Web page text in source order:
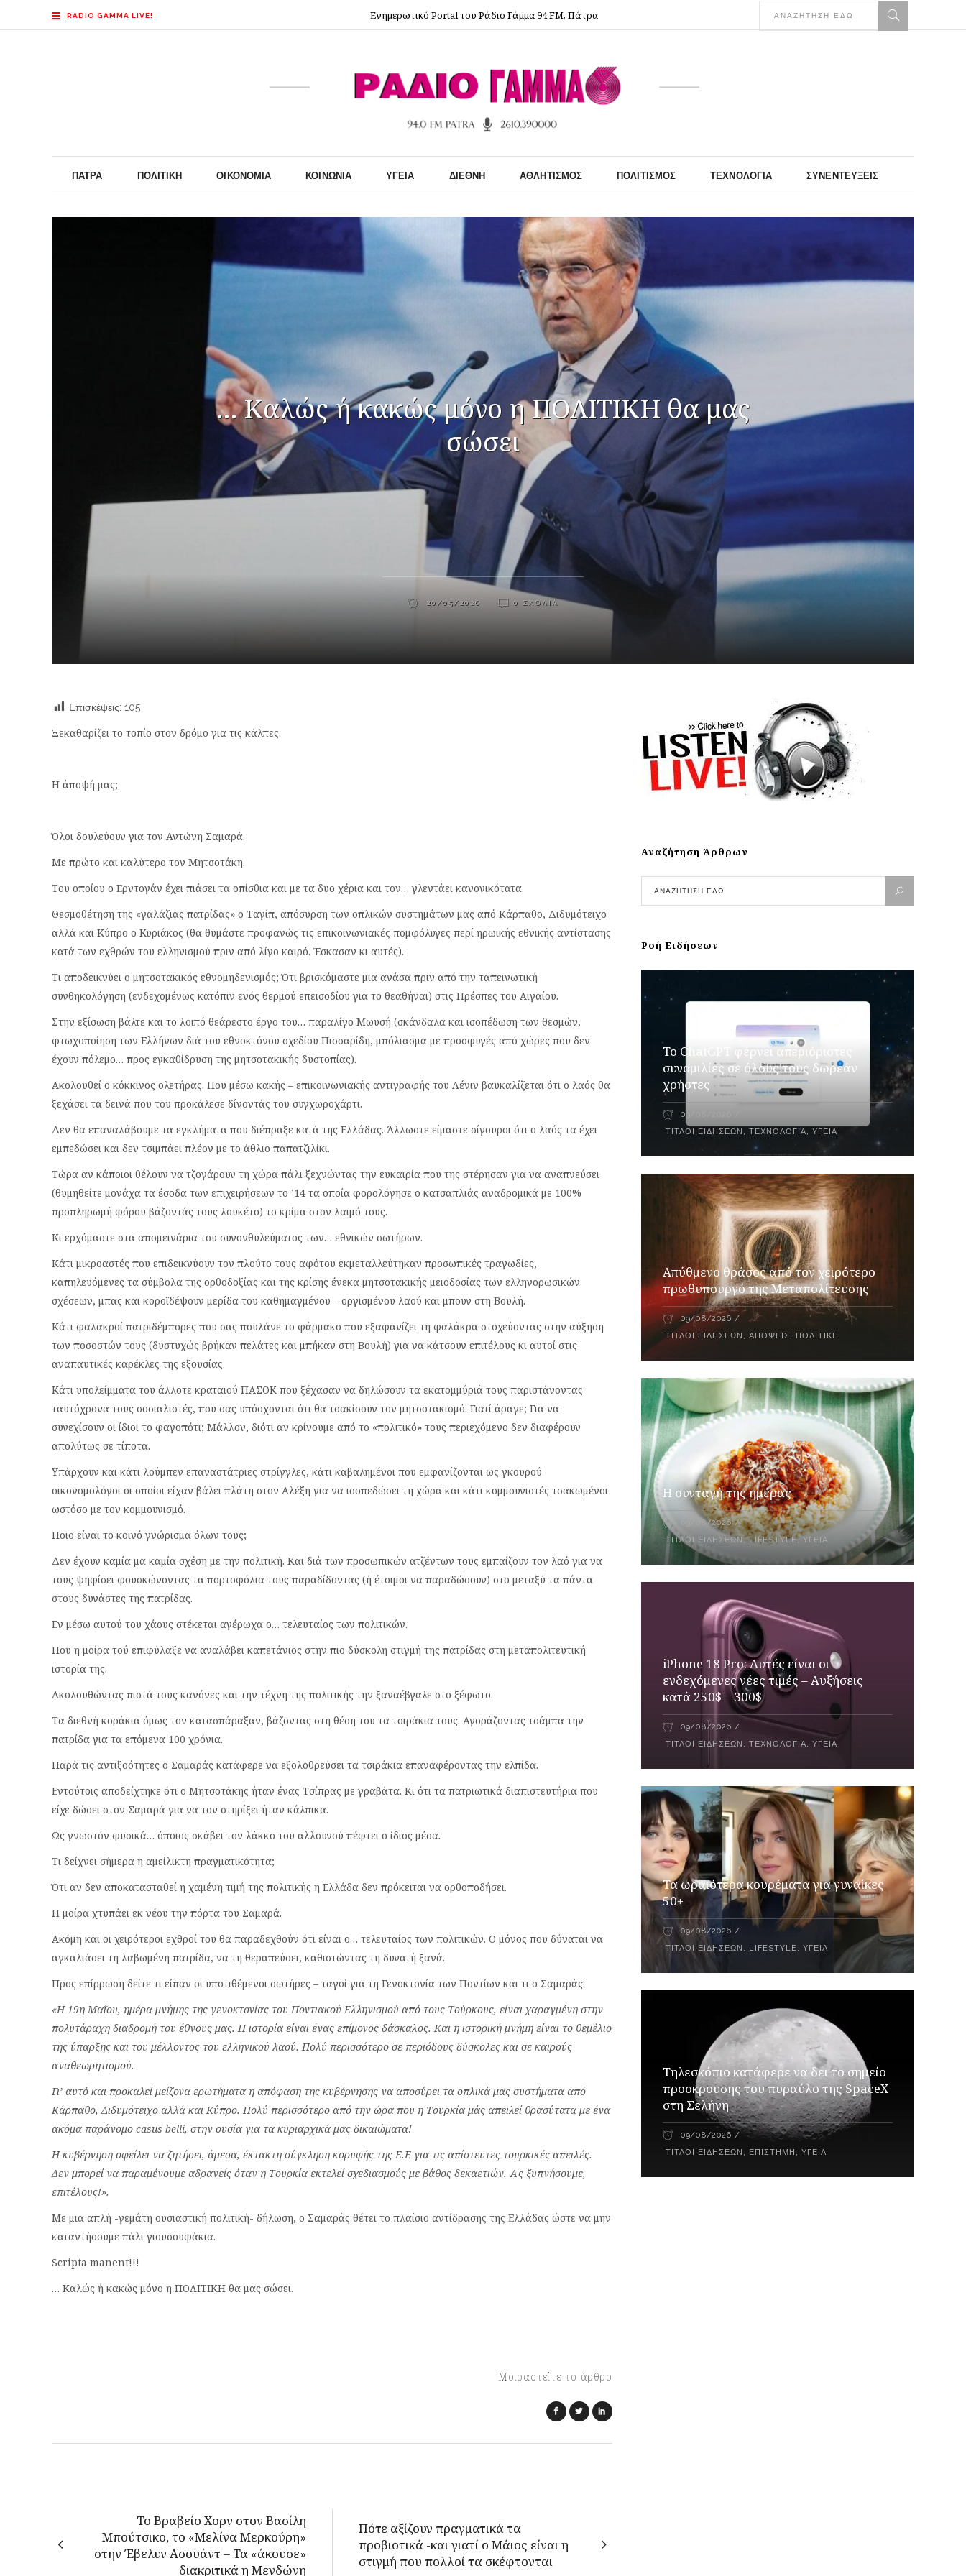
RADIO GAMMA LIVE! Ενημερωτικό Portal του Ράδιο Γάμμα 94 FM, Πάτρα
ΠΆΤΡΑ ΠΟΛΙΤΙΚΉ ΟΙΚΟΝΟΜΊΑ ΚΟΙΝΩΝΊΑ ΥΓΕΊΑ ΔΙΕΘΝΉ ΑΘΛΗΤΙΣΜΌΣ ΠΟΛΙΤΙΣΜΌΣ ΤΕΧΝΟΛΟΓΊΑ ΣΥΝΕΝΤΕΎΞΕΙΣ
… Καλώς ή κακώς μόνο η ΠΟΛΙΤΙΚΗ θα μας
σώσει
20/05/2026 0 ΣΧΌΛΙΑ
Επισκέψεις: 105
Ξεκαθαρίζει το τοπίο στον δρόμο για τις κάλπες.
Η άποψή μας;
Όλοι δουλεύουν για τον Αντώνη Σαμαρά.
Με πρώτο και καλύτερο τον Μητσοτάκη.
Του οποίου ο Ερντογάν έχει πιάσει τα οπίσθια και με τα δυο χέρια και τον… γλεντάει κανονικότατα.
Θεσμοθέτηση της «γαλάζιας πατρίδας» ο Ταγίπ, απόσυρση των οπλικών συστημάτων μας από Κάρπαθο, Διδυμότειχο
αλλά και Κύπρο ο Κυριάκος (θα θυμάστε προφανώς τις επικοινωνιακές πομφόλυγες περί ηρωικής εθνικής αντίστασης
κατά των εχθρών του ελληνισμού πριν από λίγο καιρό. Έσκασαν κι αυτές).
Τι αποδεικνύει ο μητσοτακικός εθνομηδενισμός; Ότι βρισκόμαστε μια ανάσα πριν από την ταπεινωτική
συνθηκολόγηση (ενδεχομένως κατόπιν ενός θερμού επεισοδίου για το θεαθήναι) στις Πρέσπες του Αιγαίου.
Στην εξίσωση βάλτε και το λοιπό θεάρεστο έργο του… παραλίγο Μωυσή (σκάνδαλα και ισοπέδωση των θεσμών,
φτωχοποίηση των Ελλήνων διά του εθνοκτόνου σχεδίου Πισσαρίδη, μπόλιασμα με προσφυγές από χώρες που δεν
έχουν πόλεμο… προς εγκαθίδρυση της μητσοτακικής δυστοπίας).
Ακολουθεί ο κόκκινος ολετήρας. Που μέσω κακής – επικοινωνιακής αντιγραφής του Λένιν βαυκαλίζεται ότι ο λαός θα
ξεχάσει τα δεινά που του προκάλεσε δίνοντάς του συγχωροχάρτι.
Δεν θα επαναλάβουμε τα εγκλήματα που διέπραξε κατά της Ελλάδας. Άλλωστε είμαστε σίγουροι ότι ο λαός τα έχει
εμπεδώσει και δεν τσιμπάει πλέον με το άθλιο παπατζιλίκι.
Τώρα αν κάποιοι θέλουν να τζογάρουν τη χώρα πάλι ξεχνώντας την ευκαιρία που της στέρησαν για να αναπνεύσει
(θυμηθείτε μονάχα τα έσοδα των επιχειρήσεων το ’14 τα οποία φορολόγησε ο κατσαπλιάς αναδρομικά με 100%
προπληρωμή φόρου βάζοντάς τους λουκέτο) το κρίμα στον λαιμό τους.
Κι ερχόμαστε στα απομεινάρια του συνονθυλεύματος των… εθνικών σωτήρων.
Κάτι μικροαστές που επιδεικνύουν τον πλούτο τους αφότου εκμεταλλεύτηκαν προσωπικές τραγωδίες,
καπηλευόμενες τα σύμβολα της ορθοδοξίας και της κρίσης ένεκα μητσοτακικής μειοδοσίας των ελληνορωσικών
σχέσεων, μπας και κοροϊδέψουν μερίδα του καθημαγμένου – οργισμένου λαού και μπουν στη Βουλή.
Κάτι φαλακροί πατριδέμπορες που σας πουλάνε το φάρμακο που εξαφανίζει τη φαλάκρα στοχεύοντας στην αύξηση
των ποσοστών τους (δυστυχώς βρήκαν πελάτες και μπήκαν στη Βουλή) για να κάτσουν επιτέλους κι αυτοί στις
αναπαυτικές καρέκλες της εξουσίας.
Κάτι υπολείμματα του άλλοτε κραταιού ΠΑΣΟΚ που ξέχασαν να δηλώσουν τα εκατομμύριά τους παριστάνοντας
ταυτόχρονα τους σοσιαλιστές, που σας υπόσχονται ότι θα τσακίσουν τον μητσοτακισμό. Γιατί άραγε; Για να
συνεχίσουν οι ίδιοι το φαγοπότι; Μάλλον, διότι αν κρίνουμε από το «πολιτικό» τους περιεχόμενο δεν διαφέρουν
απολύτως σε τίποτα.
Υπάρχουν και κάτι λούμπεν επαναστάτριες στρίγγλες, κάτι καβαλημένοι που εμφανίζονται ως γκουρού
οικονομολόγοι οι οποίοι είχαν βάλει πλάτη στον Αλέξη για να ισοπεδώσει τη χώρα και κάτι κομμουνιστές τσακωμένοι
ωστόσο με τον κομμουνισμό.
Ποιο είναι το κοινό γνώρισμα όλων τους;
Δεν έχουν καμία μα καμία σχέση με την πολιτική. Και διά των προσωπικών ατζέντων τους εμπαίζουν τον λαό για να
τους ψηφίσει φουσκώνοντας τα πορτοφόλια τους παραδίδοντας (ή έτοιμοι να παραδώσουν) στο μεταξύ τα πάντα
στους δυνάστες της πατρίδας.
Εν μέσω αυτού του χάους στέκεται αγέρωχα ο… τελευταίος των πολιτικών.
Που η μοίρα τού επιφύλαξε να αναλάβει καπετάνιος στην πιο δύσκολη στιγμή της πατρίδας στη μεταπολιτευτική
ιστορία της.
Ακολουθώντας πιστά τους κανόνες και την τέχνη της πολιτικής την ξαναέβγαλε στο ξέφωτο.
Τα διεθνή κοράκια όμως τον κατασπάραξαν, βάζοντας στη θέση του τα τσιράκια τους. Αγοράζοντας τσάμπα την
πατρίδα για τα επόμενα 100 χρόνια.
Παρά τις αντιξοότητες ο Σαμαράς κατάφερε να εξολοθρεύσει τα τσιράκια επαναφέροντας την ελπίδα.
Εντούτοις αποδείχτηκε ότι ο Μητσοτάκης ήταν ένας Τσίπρας με γραβάτα. Κι ότι τα πατριωτικά διαπιστευτήρια που
είχε δώσει στον Σαμαρά για να τον στηρίξει ήταν κάλπικα.
Ως γνωστόν φυσικά… όποιος σκάβει τον λάκκο του αλλουνού πέφτει ο ίδιος μέσα.
Τι δείχνει σήμερα η αμείλικτη πραγματικότητα;
Ότι αν δεν αποκατασταθεί η χαμένη τιμή της πολιτικής η Ελλάδα δεν πρόκειται να ορθοποδήσει.
Η μοίρα χτυπάει εκ νέου την πόρτα του Σαμαρά.
Ακόμη και οι χειρότεροι εχθροί του θα παραδεχθούν ότι είναι ο… τελευταίος των πολιτικών. Ο μόνος που δύναται να
αγκαλιάσει τη λαβωμένη πατρίδα, να τη θεραπεύσει, καθιστώντας τη δυνατή ξανά.
Προς επίρρωση δείτε τι είπαν οι υποτιθέμενοι σωτήρες – ταγοί για τη Γενοκτονία των Ποντίων και τι ο Σαμαράς.
«Η 19η Μαΐου, ημέρα μνήμης της γενοκτονίας του Ποντιακού Ελληνισμού από τους Τούρκους, είναι χαραγμένη στην
πολυτάραχη διαδρομή του έθνους μας. Η ιστορία είναι ένας επίμονος δάσκαλος. Και η ιστορική μνήμη είναι το θεμέλιο
της ύπαρξης και του μέλλοντος του ελληνικού λαού. Πολύ περισσότερο σε περιόδους δύσκολες και σε καιρούς
αναθεωρητισμού.
Γι’ αυτό και προκαλεί μείζονα ερωτήματα η απόφαση της κυβέρνησης να αποσύρει τα οπλικά μας συστήματα από
Κάρπαθο, Διδυμότειχο αλλά και Κύπρο. Πολύ περισσότερο από την ώρα που η Τουρκία μάς απειλεί θρασύτατα με ένα
ακόμα παράνομο casus belli, στην ουσία για τα κυριαρχικά μας δικαιώματα!
Η κυβέρνηση οφείλει να ζητήσει, άμεσα, έκτακτη σύγκληση κορυφής της Ε.Ε για τις απίστευτες τουρκικές απειλές.
Δεν μπορεί να παραμένουμε αδρανείς όταν η Τουρκία εκτελεί σχεδιασμούς με βάθος δεκαετιών. Ας ξυπνήσουμε,
επιτέλους!».
Με μια απλή -γεμάτη ουσιαστική πολιτική- δήλωση, ο Σαμαράς θέτει το πλαίσιο αντίδρασης της Ελλάδας ώστε να μην
καταντήσουμε πάλι γιουσουφάκια.
Scripta manent!!!
… Καλώς ή κακώς μόνο η ΠΟΛΙΤΙΚΗ θα μας σώσει.
Μοιραστείτε το άρθρο
To Βραβείο Χορν στον Βασίλη
Μπούτσικο, το «Μελίνα Μερκούρη»
στην Έβελυν Ασουάντ – Τα «άκουσε»
διακριτικά η Μενδώνη
Πότε αξίζουν πραγματικά τα
προβιοτικά -και γιατί ο Μάιος είναι η
στιγμή που πολλοί τα σκέφτονται
Αναζήτηση Άρθρων
Ροή Ειδήσεων
Το ChatGPT φέρνει απεριόριστες
συνομιλίες σε όλους τους δωρεάν
χρήστες
09/08/2026
ΤΊΤΛΟΙ ΕΙΔΉΣΕΩΝ ,ΤΕΧΝΟΛΟΓΊΑ,ΥΓΕΊΑ
Απύθμενο θράσος από τον χειρότερο
πρωθυπουργό της Μεταπολίτευσης
09/08/2026
ΤΊΤΛΟΙ ΕΙΔΉΣΕΩΝ ,ΑΠΌΨΕΙΣ, ΠΟΛΙΤΙΚΉ
Η συνταγή της ημέρας
09/08/2026
ΤΊΤΛΟΙ ΕΙΔΉΣΕΩΝ,LIFESTYLE, ΥΓΕΊΑ
iPhone 18 Pro: Αυτές είναι οι
ενδεχόμενες νέες τιμές – Αυξήσεις
κατά 250$ – 300$
09/08/2026
ΤΊΤΛΟΙ ΕΙΔΉΣΕΩΝ ,ΤΕΧΝΟΛΟΓΊΑ,ΥΓΕΊΑ
Τα ωραιότερα κουρέματα για γυναίκες
50+
09/08/2026
ΤΊΤΛΟΙ ΕΙΔΉΣΕΩΝ , LIFESTYLE,ΥΓΕΊΑ
Τηλεσκόπιο κατάφερε να δει το σημείο
προσκρουσης του πυραύλο της SpaceX
στη Σελήνη
09/08/2026
ΤΊΤΛΟΙ ΕΙΔΉΣΕΩΝ , ΕΠΙΣΤΉΜΗ ,ΥΓΕΊΑ